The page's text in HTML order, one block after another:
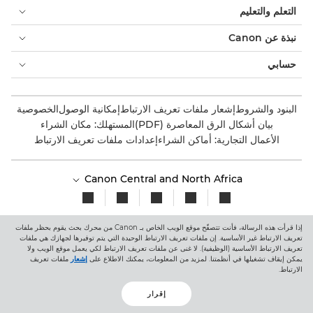
إذا قرأت هذه الرسالة، فأنت تتصفّح موقع الويب الخاص بـ Canon من محرك بحث يقوم بحظر ملفات
تعريف الارتباط غير الأساسية. إن ملفات تعريف الارتباط الوحيدة التي يتم توفيرها لجهازك هي ملفات
تعريف الارتباط الأساسية (الوظيفية). لا غنى عن ملفات تعريف الارتباط لكي يعمل موقع الويب ولا
يمكن إيقاف تشغيلها في أنظمتنا. لمزيد من المعلومات، يمكنك الاطلاع على إشعار ملفات تعريف
الارتباط.
إقرار
التعلم والتعليم
نبذة عن Canon
حسابي
البنود والشروطإشعار ملفات تعريف الارتباطإمكانية الوصولالخصوصية
بيان أشكال الرق المعاصرة (PDF)
المستهلك: مكان الشراء
الأعمال التجارية: أماكن الشراءإعدادات ملفات تعريف الارتباط
Canon Central and North Africa
حقوق الطبع والنشر 2026. جميع الحقوق محفوظة.